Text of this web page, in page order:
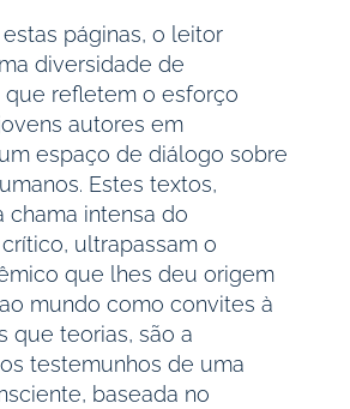
páginas, o leitor
diversidade de
que refletem o esforço
autores em
espaço de diálogo sobre
Estes textos,
chama intensa do
ultrapassam o
que lhes deu origem
mundo como convites à
que teorias, são a
testemunhos de uma
baseada no